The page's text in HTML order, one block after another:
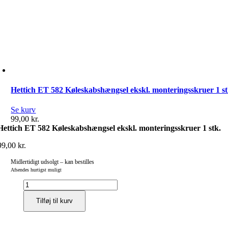
Hettich ET 582 Køleskabshængsel ekskl. monteringsskruer 1
Se kurv
99,00kr.
ET 582 Køleskabshængsel ekskl. monteringsskruer 1 stk.
kr.
Midlertidigt udsolgt – kan bestilles
Afsendes hurtigst muligt
Hettich
ET
Køleskabshængsel
Tilføj til kurv